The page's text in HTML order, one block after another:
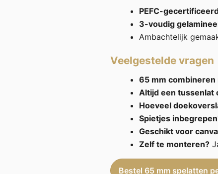
PEFC-
3-voudig
Ambachtelijk
Veelgestelde vragen
65 mm combineren
Altijd een tussenlat
Hoeveel
Spietjes
Geschikt voor
Zelf te monteren?
Bestel 65 mm spelatten